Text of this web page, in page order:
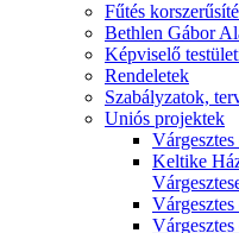
Fűtés
Bethlen Gábor
Képviselő
Rendeletek
Szabályzatok,
Uniós projektek
Keltike